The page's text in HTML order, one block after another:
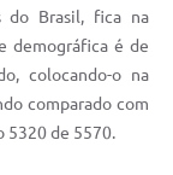
do Brasil, fica na
demográfica é de
colocando-o na
comparado com
5320 de 5570.